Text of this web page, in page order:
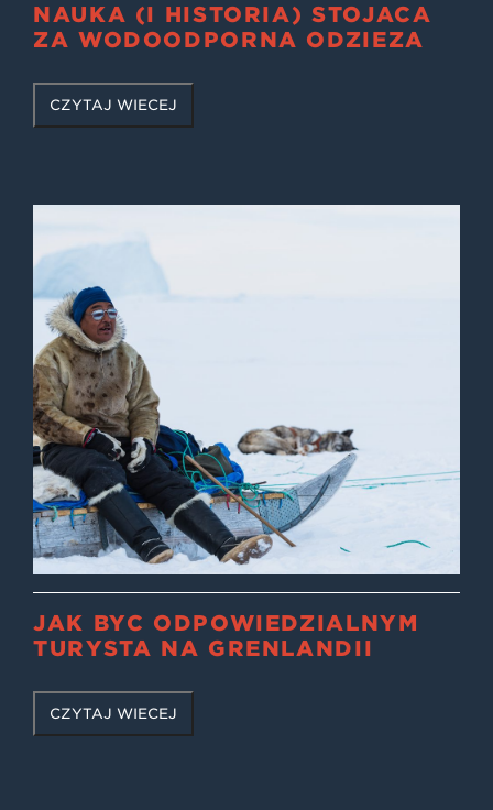
NAUKA (I HISTORIA) STOJĄCA
ZA WODOODPORNĄ ODZIEŻĄ
CZYTAJ WIĘCEJ
JAK BYĆ ODPOWIEDZIALNYM
TURYSTĄ NA GRENLANDII
CZYTAJ WIĘCEJ